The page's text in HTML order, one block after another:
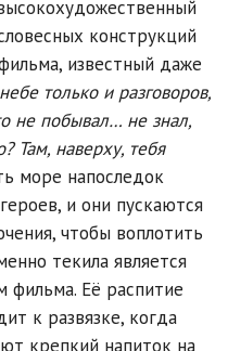
конструкций
известный даже
только и разговоров,
не побывал… не знал,
Там, наверху, тебя
море напоследок
и они пускаются
чтобы воплотить
текила является
Её распитие
к развязке, когда
крепкий напиток на